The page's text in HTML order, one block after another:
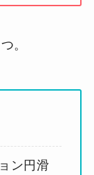
。
ン円滑